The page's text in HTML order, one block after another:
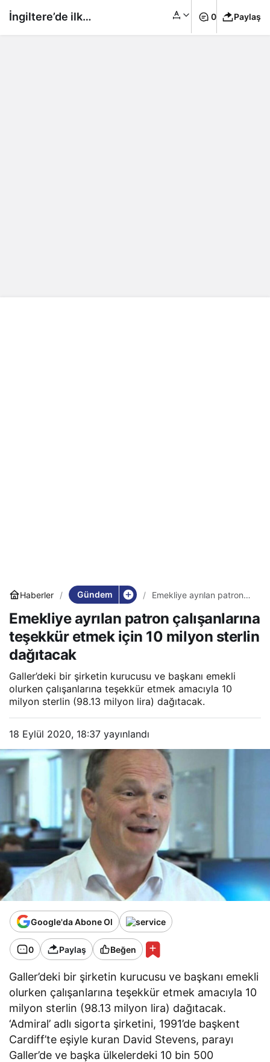
Haberler Gündem
Emekliye ayrılan patron
etmek için 10 milyon
sterlin dağıtacak
Emekliye ayrılan patron çalışanlarına
teşekkür etmek için 10 milyon sterlin
dağıtacak
Galler’deki bir şirketin kurucusu ve başkanı emekli
olurken çalışanlarına teşekkür etmek amacıyla 10
milyon sterlin (98.13 milyon lira) dağıtacak.
18 Eylül 2020, 18:37 yayınlandı
Google'da Abone Ol
0 Paylaş Beğen
Galler’deki bir şirketin kurucusu ve başkanı emekli
olurken çalışanlarına teşekkür etmek amacıyla 10
milyon sterlin (98.13 milyon lira) dağıtacak.
‘Admiral’ adlı sigorta şirketini, 1991’de başkent
Cardiff’te eşiyle kuran David Stevens, parayı
Galler’de ve başka ülkelerdeki 10 bin 500
İngiltere’de ilk 0 Paylaş